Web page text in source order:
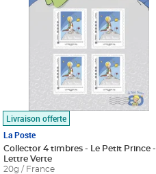
Livraison offerte
La Poste
Collector 4 timbres - Le Petit Prince -
Lettre Verte
20g / France